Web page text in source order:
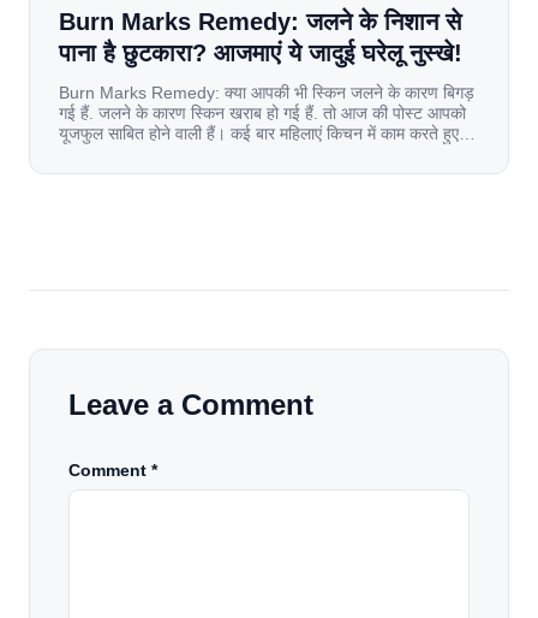
Burn Marks Remedy: जलने के निशान से
पाना है छुटकारा? आजमाएं ये जादुई घरेलू नुस्खे!
Burn Marks Remedy: क्या आपकी भी स्किन जलने के कारण बिगड़
गई हैं. जलने के कारण स्किन खराब हो गई हैं. तो आज की पोस्ट आपको
यूजफुल साबित होने वाली हैं। कई बार महिलाएं किचन में काम करते हुए
[…]
Leave a Comment
Comment *